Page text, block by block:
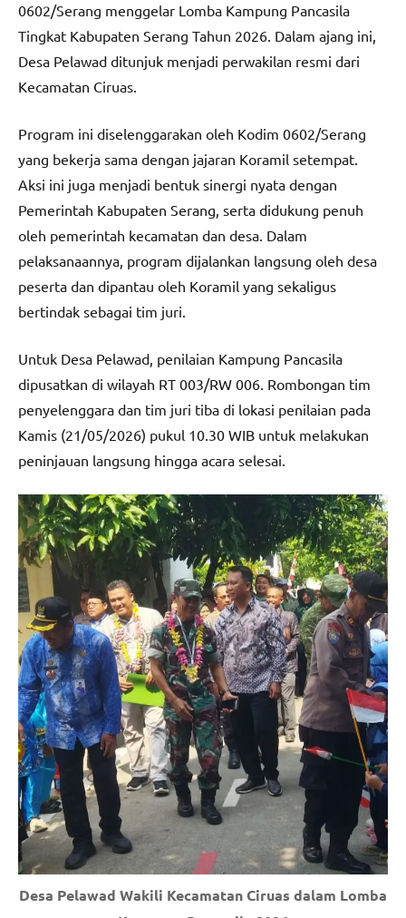
0602/Serang menggelar Lomba Kampung Pancasila
Tingkat Kabupaten Serang Tahun 2026. Dalam ajang ini,
Desa Pelawad ditunjuk menjadi perwakilan resmi dari
Kecamatan Ciruas.
Program ini diselenggarakan oleh Kodim 0602/Serang
yang bekerja sama dengan jajaran Koramil setempat.
Aksi ini juga menjadi bentuk sinergi nyata dengan
Pemerintah Kabupaten Serang, serta didukung penuh
oleh pemerintah kecamatan dan desa. Dalam
pelaksanaannya, program dijalankan langsung oleh desa
peserta dan dipantau oleh Koramil yang sekaligus
bertindak sebagai tim juri.
Untuk Desa Pelawad, penilaian Kampung Pancasila
dipusatkan di wilayah RT 003/RW 006. Rombongan tim
penyelenggara dan tim juri tiba di lokasi penilaian pada
Kamis (21/05/2026) pukul 10.30 WIB untuk melakukan
peninjauan langsung hingga acara selesai.
Desa Pelawad Wakili Kecamatan Ciruas dalam Lomba